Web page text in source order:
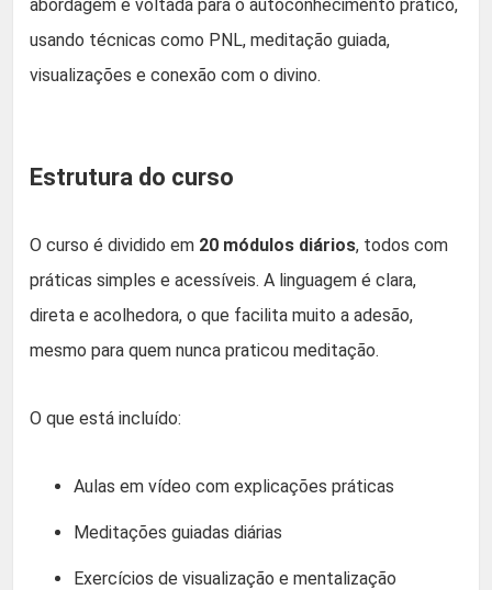
abordagem é voltada para o autoconhecimento prático,
usando técnicas como PNL, meditação guiada,
visualizações e conexão com o divino.
Estrutura do curso
O curso é dividido em 20 módulos diários, todos com
práticas simples e acessíveis. A linguagem é clara,
direta e acolhedora, o que facilita muito a adesão,
mesmo para quem nunca praticou meditação.
O que está incluído:
Aulas em vídeo com explicações práticas
Meditações guiadas diárias
Exercícios de visualização e mentalização